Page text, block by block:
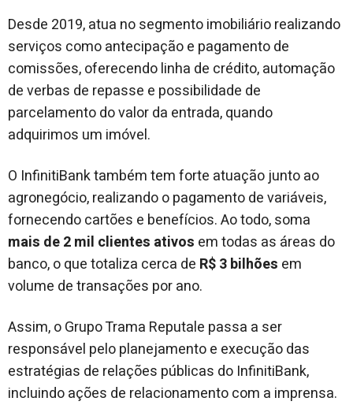
Desde 2019, atua no segmento imobiliário realizando
serviços como antecipação e pagamento de
comissões, oferecendo linha de crédito, automação
de verbas de repasse e possibilidade de
parcelamento do valor da entrada, quando
adquirimos um imóvel.
O InfinitiBank também tem forte atuação junto ao
agronegócio, realizando o pagamento de variáveis,
fornecendo cartões e benefícios. Ao todo, soma
mais de 2 mil clientes ativos em todas as áreas do
banco, o que totaliza cerca de R$ 3 bilhões em
volume de transações por ano.
Assim, o Grupo Trama Reputale passa a ser
responsável pelo planejamento e execução das
estratégias de relações públicas do InfinitiBank,
incluindo ações de relacionamento com a imprensa.